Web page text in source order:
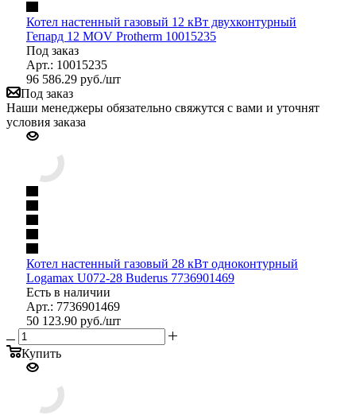
Котел настенный газовый 12 кВт двухконтурный
Гепард 12 MOV Protherm 10015235
Под заказ
Арт.: 10015235
96 586.29 руб./шт
Под заказ
Наши менеджеры обязательно свяжутся с вами и уточнят
условия заказа
Котел настенный газовый 28 кВт одноконтурный
Logamax U072-28 Buderus 7736901469
Есть в наличии
Арт.: 7736901469
50 123.90 руб./шт
Купить